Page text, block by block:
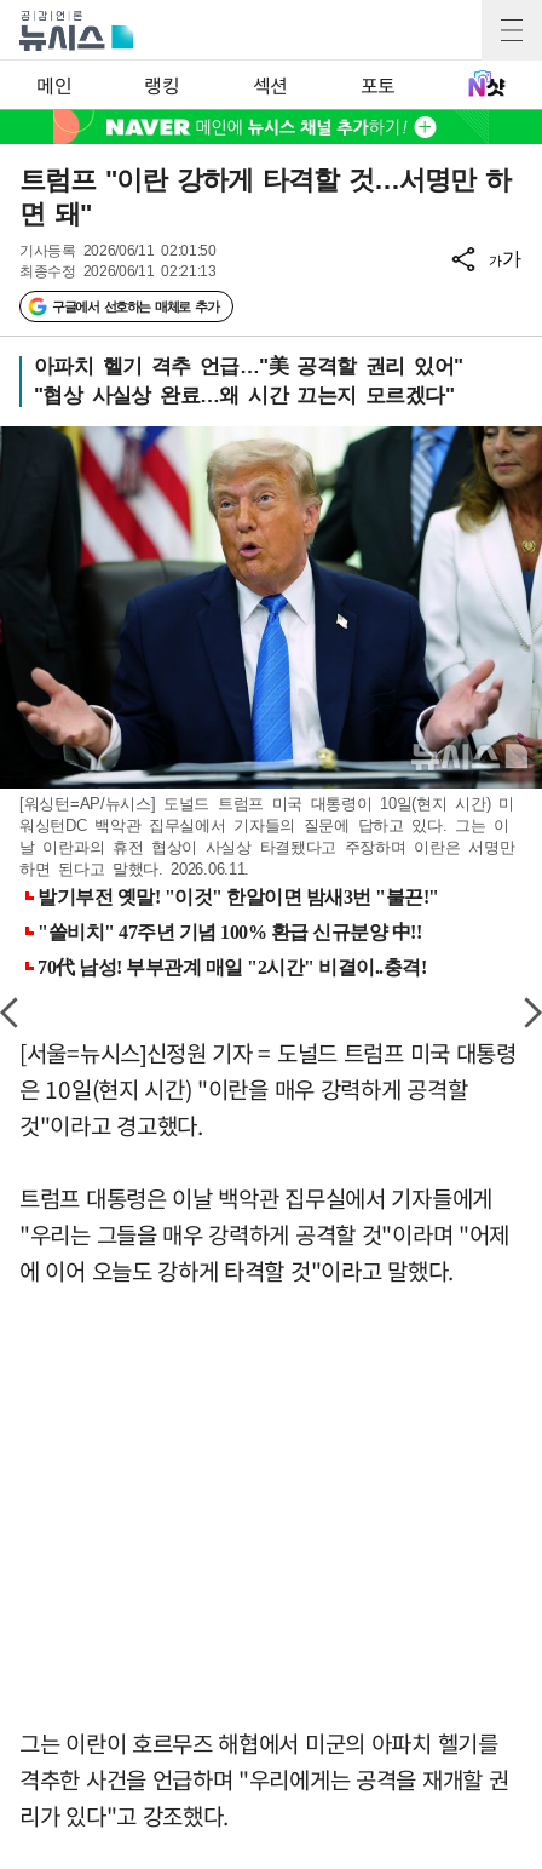
메인 랭킹 섹션 포토
트럼프 "이란 강하게 타격할 것…서명만 하
면 돼"
기사등록 2026/06/11 02:01:50
최종수정 2026/06/11 02:21:13
구글에서 선호하는 매체로 추가
가가
아파치 헬기 격추 언급…"美 공격할 권리 있어"
"협상 사실상 완료…왜 시간 끄는지 모르겠다"
[워싱턴=AP/뉴시스] 도널드 트럼프 미국 대통령이 10일(현지 시간) 미
워싱턴DC 백악관 집무실에서 기자들의 질문에 답하고 있다. 그는 이
날 이란과의 휴전 협상이 사실상 타결됐다고 주장하며 이란은 서명만
하면 된다고 말했다. 2026.06.11.
[서울=뉴시스]신정원 기자 = 도널드 트럼프 미국 대통령
은 10일(현지 시간) "이란을 매우 강력하게 공격할
것"이라고 경고했다.
트럼프 대통령은 이날 백악관 집무실에서 기자들에게
"우리는 그들을 매우 강력하게 공격할 것"이라며 "어제
에 이어 오늘도 강하게 타격할 것"이라고 말했다.
그는 이란이 호르무즈 해협에서 미군의 아파치 헬기를
격추한 사건을 언급하며 "우리에게는 공격을 재개할 권
리가 있다"고 강조했다.